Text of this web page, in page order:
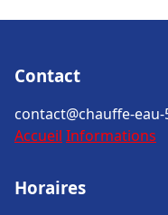
Contact
contact@chauffe-
Accueil Informations
Horaires